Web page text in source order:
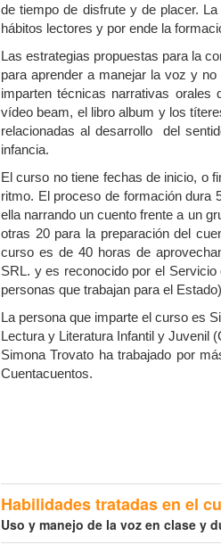
de tiempo de disfrute y de placer.
hábitos lectores y por ende la
Las estrategias propuestas para la
para aprender a manejar la voz y
imparten técnicas narrativas
vídeo beam, el libro album y los
relacionadas al desarrollo del
infancia.
El curso no tiene fechas de inicio, o
ritmo. El proceso de formación dura
ella narrando un cuento frente a un
otras 20 para la preparación del
curso es de 40 horas de
SRL. y es reconocido por el
personas que trabajan para el
La persona que imparte el curso es
Lectura y Literatura Infantil y Juvenil
Simona Trovato ha trabajado por
Cuentacuentos.
Habilidades tratadas en el
Uso y manejo de la voz en clase y